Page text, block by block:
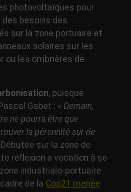
photovoltaïques pour
besoins des
sur la zone portuaire et
solaires sur les
ou les ombrières de
, puisque
Gabet : « Demain,
ne pourra être que
la pérennité sur de
Débutée sur la zone de
réflexion a vocation à se
industrialo-portuaire
de la Cop21 menée